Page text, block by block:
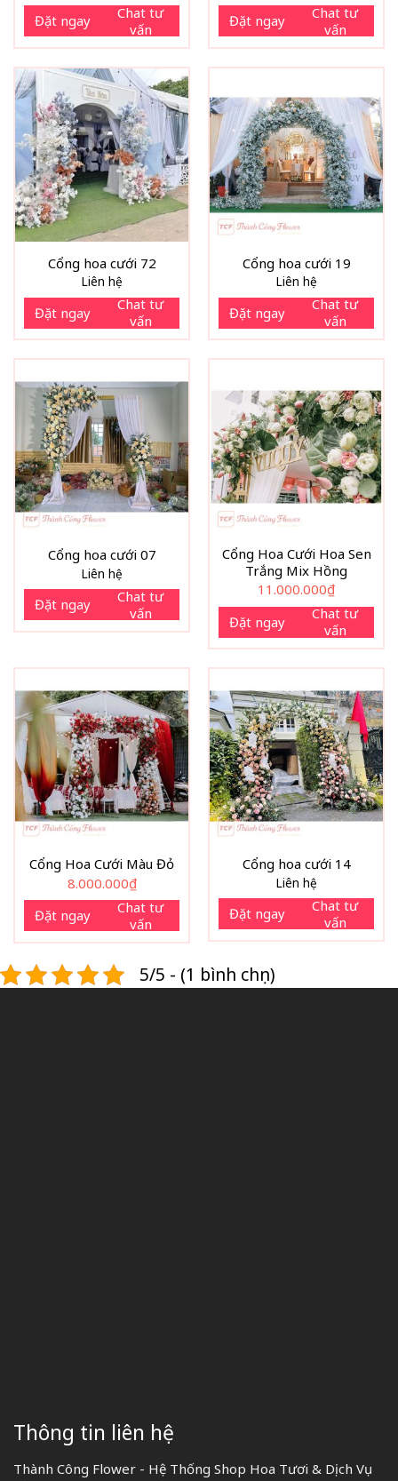
Đặt ngay
Chat tư
vấn
Đặt ngay
Chat tư
vấn
Cổng hoa cưới 72
Liên hệ
Đặt ngay
Chat tư
vấn
Cổng hoa cưới 19
Liên hệ
Đặt ngay
Chat tư
vấn
Cổng hoa cưới 07
Liên hệ
Đặt ngay
Chat tư
vấn
Cổng Hoa Cưới Hoa Sen
Trắng Mix Hồng
11.000.000₫
Đặt ngay
Chat tư
vấn
Cổng Hoa Cưới Màu Đỏ
8.000.000₫
Đặt ngay
Chat tư
vấn
Cổng hoa cưới 14
Liên hệ
Đặt ngay
Chat tư
vấn
5/5 - (1 bình chọn)
Thông tin liên hệ
Thành Công Flower - Hệ Thống Shop Hoa Tươi & Dịch Vụ